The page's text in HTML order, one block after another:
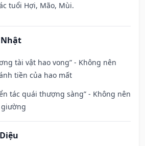
tuổi Hợi, Mão, Mùi.
Nhật
tài vật hao vong” - Không nên
tiền của hao mất
tác quái thượng sàng” - Không nên